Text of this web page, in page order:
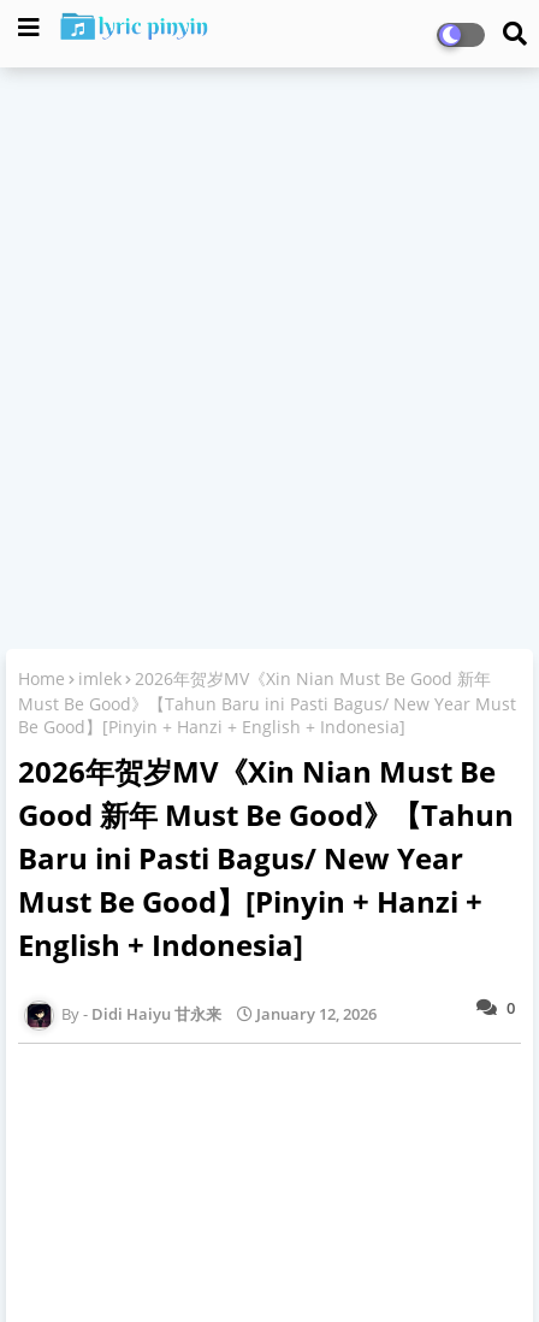
Home imlek 2026年贺岁MV《Xin Nian Must Be Good 新年
Must Be Good》【Tahun Baru ini Pasti Bagus/ New Year Must
Be Good】[Pinyin + Hanzi + English + Indonesia]
2026年贺岁MV《Xin Nian Must Be
Good 新年 Must Be Good》【Tahun
Baru ini Pasti Bagus/ New Year
Must Be Good】[Pinyin + Hanzi +
English + Indonesia]
0
Didi Haiyu 甘永来 January 12, 2026